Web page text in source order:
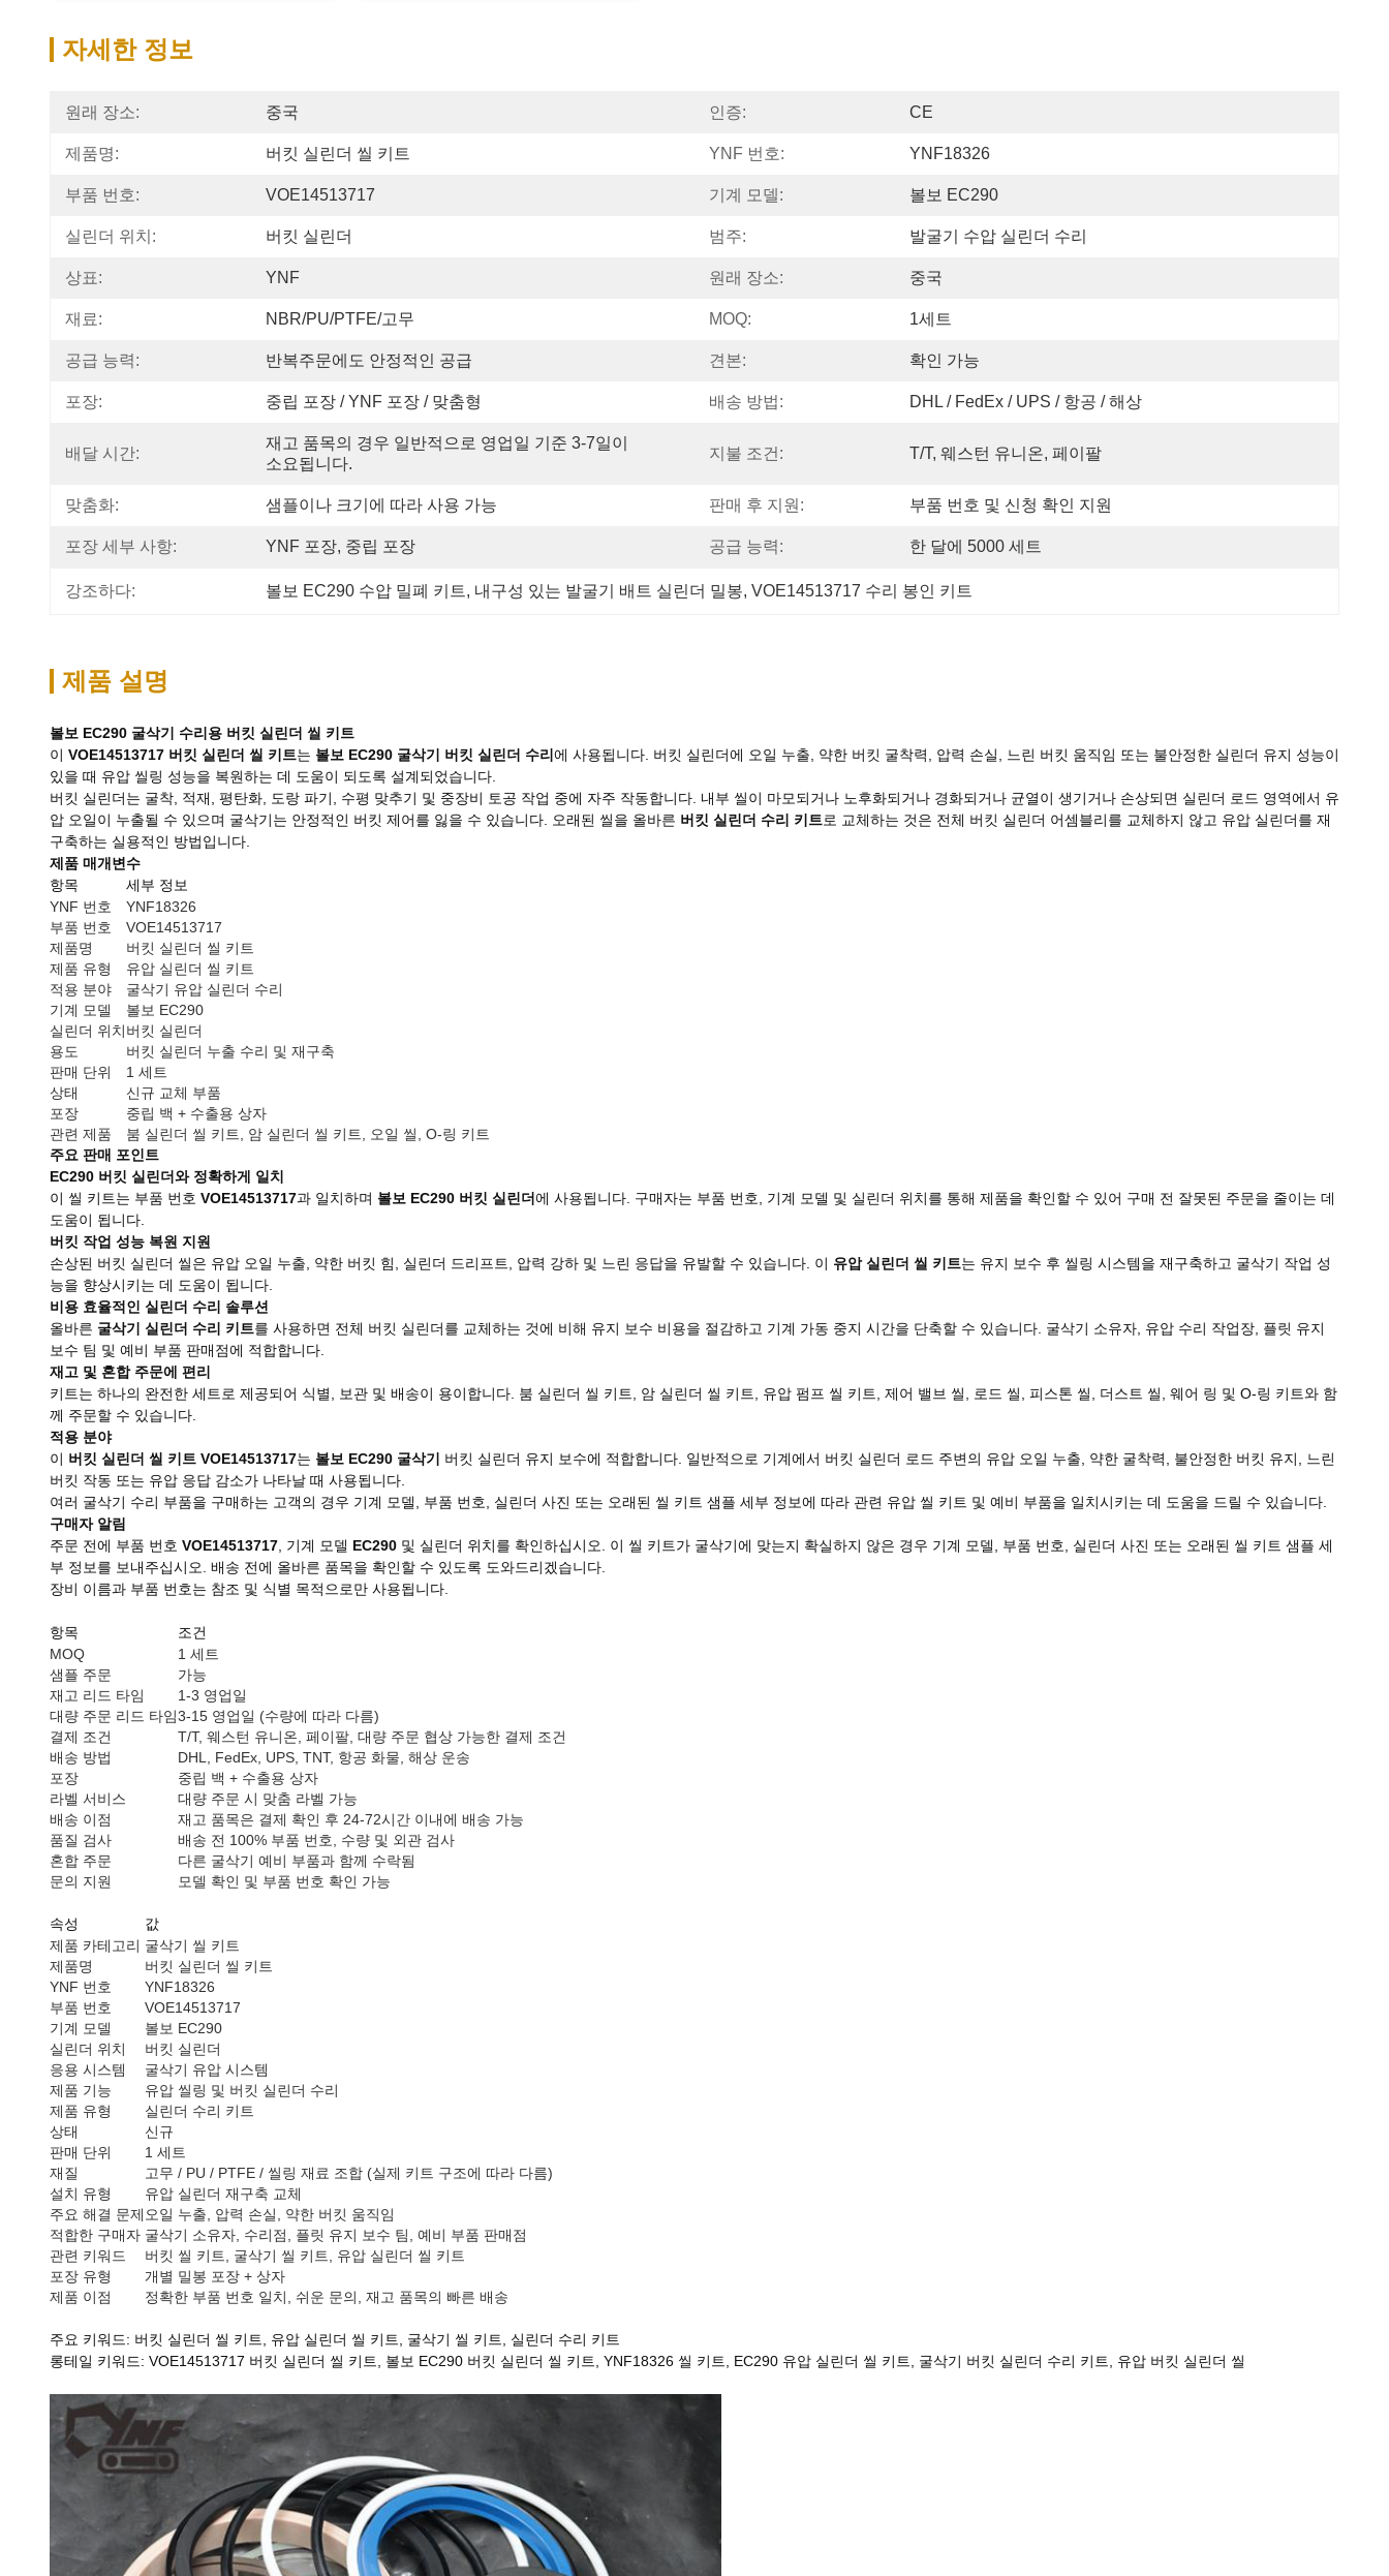
자세한 정보
원래 장소: 중국 인증: CE
제품명: 버킷 실린더 씰 키트 YNF 번호: YNF18326
부품 번호: VOE14513717 기계 모델: 볼보 EC290
실린더 위치: 버킷 실린더 범주: 발굴기 수압 실린더 수리
상표: YNF 원래 장소: 중국
재료: NBR/PU/PTFE/고무 MOQ: 1세트
공급 능력: 반복주문에도 안정적인 공급 견본: 확인 가능
포장: 중립 포장 / YNF 포장 / 맞춤형 배송 방법: DHL / FedEx / UPS / 항공 / 해상
배달 시간:
재고 품목의 경우 일반적으로 영업일 기준 3-7일이
소요됩니다.
지불 조건: T/T, 웨스턴 유니온, 페이팔
맞춤화: 샘플이나 크기에 따라 사용 가능 판매 후 지원: 부품 번호 및 신청 확인 지원
포장 세부 사항: YNF 포장, 중립 포장 공급 능력: 한 달에 5000 세트
강조하다: 볼보 EC290 수압 밀폐 키트, 내구성 있는 발굴기 배트 실린더 밀봉, VOE14513717 수리 봉인 키트
제품 설명
볼보 EC290 굴삭기 수리용 버킷 실린더 씰 키트
이 VOE14513717 버킷 실린더 씰 키트는 볼보 EC290 굴삭기 버킷 실린더 수리 에 사용됩니다. 버킷 실린더에 오일 누출, 약한 버킷 굴착력, 압력 손실, 느린 버킷 움직임 또는 불안정한 실린더 유지 성능이
있을 때 유압 씰링 성능을 복원하는 데 도움이 되도록 설계되었습니다.
버킷 실린더는 굴착, 적재, 평탄화, 도랑 파기, 수평 맞추기 및 중장비 토공 작업 중에 자주 작동합니다. 내부 씰이 마모되거나 노후화되거나 경화되거나 균열이 생기거나 손상되면 실린더 로드 영역에서 유
압 오일이 누출될 수 있으며 굴삭기는 안정적인 버킷 제어를 잃을 수 있습니다. 오래된 씰을 올바른 버킷 실린더 수리 키트로 교체하는 것은 전체 버킷 실린더 어셈블리를 교체하지 않고 유압 실린더를 재
구축하는 실용적인 방법입니다.
제품 매개변수
항목
세부 정보
YNF 번호
YNF18326
부품 번호
VOE14513717
제품명
버킷 실린더 씰 키트
제품 유형
유압 실린더 씰 키트
적용 분야
굴삭기 유압 실린더 수리
기계 모델
볼보 EC290
실린더 위치버킷 실린더
용도
버킷 실린더 누출 수리 및 재구축
판매 단위
1 세트
상태
신규 교체 부품
포장
중립 백 + 수출용 상자
관련 제품
붐 실린더 씰 키트, 암 실린더 씰 키트, 오일 씰, O-링 키트
주요 판매 포인트
EC290 버킷 실린더와 정확하게 일치
이 씰 키트는 부품 번호 VOE14513717과 일치하며 볼보 EC290 버킷 실린더에 사용됩니다. 구매자는 부품 번호, 기계 모델 및 실린더 위치를 통해 제품을 확인할 수 있어 구매 전 잘못된 주문을 줄이는 데
도움이 됩니다.
버킷 작업 성능 복원 지원
손상된 버킷 실린더 씰은 유압 오일 누출, 약한 버킷 힘, 실린더 드리프트, 압력 강하 및 느린 응답을 유발할 수 있습니다. 이 유압 실린더 씰 키트는 유지 보수 후 씰링 시스템을 재구축하고 굴삭기 작업 성
능을 향상시키는 데 도움이 됩니다.
비용 효율적인 실린더 수리 솔루션
올바른 굴삭기 실린더 수리 키트를 사용하면 전체 버킷 실린더를 교체하는 것에 비해 유지 보수 비용을 절감하고 기계 가동 중지 시간을 단축할 수 있습니다. 굴삭기 소유자, 유압 수리 작업장, 플릿 유지
보수 팀 및 예비 부품 판매점에 적합합니다.
재고 및 혼합 주문에 편리
키트는 하나의 완전한 세트로 제공되어 식별, 보관 및 배송이 용이합니다. 붐 실린더 씰 키트, 암 실린더 씰 키트, 유압 펌프 씰 키트, 제어 밸브 씰, 로드 씰, 피스톤 씰, 더스트 씰, 웨어 링 및 O-링 키트와 함
께 주문할 수 있습니다.
적용 분야
이 버킷 실린더 씰 키트 VOE14513717는 볼보 EC290 굴삭기
버킷 실린더 유지 보수에 적합합니다. 일반적으로 기계에서 버킷 실린더 로드 주변의 유압 오일 누출, 약한 굴착력, 불안정한 버킷 유지, 느린
버킷 작동 또는 유압 응답 감소가 나타날 때 사용됩니다.
여러 굴삭기 수리 부품을 구매하는 고객의 경우 기계 모델, 부품 번호, 실린더 사진 또는 오래된 씰 키트 샘플 세부 정보에 따라 관련 유압 씰 키트 및 예비 부품을 일치시키는 데 도움을 드릴 수 있습니다.
구매자 알림
주문 전에 부품 번호 VOE14513717 , 기계 모델 EC290 및 실린더 위치를 확인하십시오. 이 씰 키트가 굴삭기에 맞는지 확실하지 않은 경우 기계 모델, 부품 번호, 실린더 사진 또는 오래된 씰 키트 샘플 세
부 정보를 보내주십시오. 배송 전에 올바른 품목을 확인할 수 있도록 도와드리겠습니다.
장비 이름과 부품 번호는 참조 및 식별 목적으로만 사용됩니다.
항목
조건
MOQ
1 세트
샘플 주문
가능
재고 리드 타임
1-3 영업일
대량 주문 리드 타임3-15 영업일 (수량에 따라 다름)
결제 조건
T/T, 웨스턴 유니온, 페이팔, 대량 주문 협상 가능한 결제 조건
배송 방법
DHL, FedEx, UPS, TNT, 항공 화물, 해상 운송
포장
중립 백 + 수출용 상자
라벨 서비스
대량 주문 시 맞춤 라벨 가능
배송 이점
재고 품목은 결제 확인 후 24-72시간 이내에 배송 가능
품질 검사
배송 전 100% 부품 번호, 수량 및 외관 검사
혼합 주문
다른 굴삭기 예비 부품과 함께 수락됨
문의 지원
모델 확인 및 부품 번호 확인 가능
속성
값
제품 카테고리 굴삭기 씰 키트
제품명
버킷 실린더 씰 키트
YNF 번호
YNF18326
부품 번호
VOE14513717
기계 모델
볼보 EC290
실린더 위치
버킷 실린더
응용 시스템
굴삭기 유압 시스템
제품 기능
유압 씰링 및 버킷 실린더 수리
제품 유형
실린더 수리 키트
상태
신규
판매 단위
1 세트
재질
고무 / PU / PTFE / 씰링 재료 조합 (실제 키트 구조에 따라 다름)
설치 유형
유압 실린더 재구축 교체
주요 해결 문제 오일 누출, 압력 손실, 약한 버킷 움직임
적합한 구매자 굴삭기 소유자, 수리점, 플릿 유지 보수 팀, 예비 부품 판매점
관련 키워드
버킷 씰 키트, 굴삭기 씰 키트, 유압 실린더 씰 키트
포장 유형
개별 밀봉 포장 + 상자
제품 이점
정확한 부품 번호 일치, 쉬운 문의, 재고 품목의 빠른 배송
주요 키워드: 버킷 실린더 씰 키트, 유압 실린더 씰 키트, 굴삭기 씰 키트, 실린더 수리 키트
롱테일 키워드: VOE14513717 버킷 실린더 씰 키트, 볼보 EC290 버킷 실린더 씰 키트, YNF18326 씰 키트, EC290 유압 실린더 씰 키트, 굴삭기 버킷 실린더 수리 키트, 유압 버킷 실린더 씰